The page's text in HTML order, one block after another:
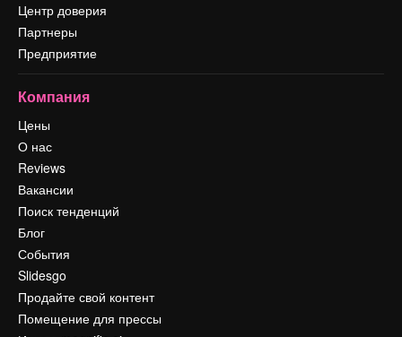
Центр доверия
Партнеры
Предприятие
Компания
Цены
О нас
Reviews
Вакансии
Поиск тенденций
Блог
События
Slidesgo
Продайте свой контент
Помещение для прессы